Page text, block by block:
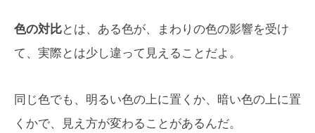
色の対比とは、ある色が、まわりの色の影響を受け
て、実際とは少し違って見えることだよ。
同じ色でも、明るい色の上に置くか、暗い色の上に置
くかで、見え方が変わることがあるんだ。